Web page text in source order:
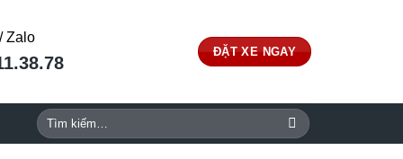
Zalo
ĐẶT XE NGAY
Tìm
kiếm: